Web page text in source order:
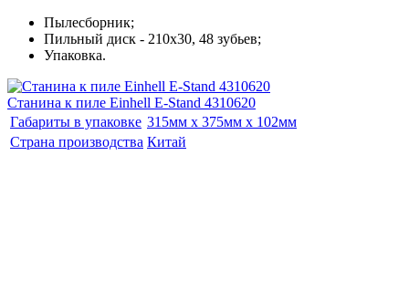
Пылесборник;
Пильный диск - 210х30, 48 зубьев;
Упаковка.
Станина к пиле Einhell E-Stand 4310620
Габариты в упаковке 315мм x 375мм x 102мм
Страна производства Китай